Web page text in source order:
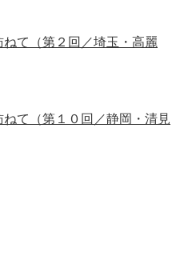
て（第２回／埼玉・高麗
て（第１０回／静岡・清見